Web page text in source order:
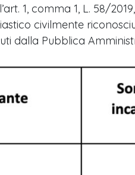
1, comma 1, L. 58/
civilmente
dalla Pubblica